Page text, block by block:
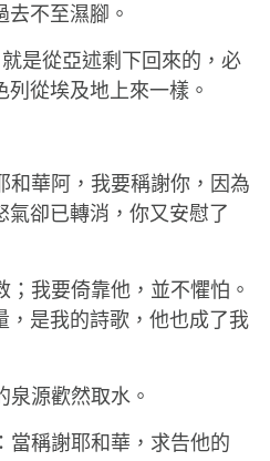
不至濕腳。
是從亞述剩下回來的，必
從埃及地上來一樣。
和華阿，我要稱謝你，因為
卻已轉消，你又安慰了
；我要倚靠他，並不懼怕。
，是我的詩歌，他也成了我
泉源歡然取水。
當稱謝耶和華，求告他的